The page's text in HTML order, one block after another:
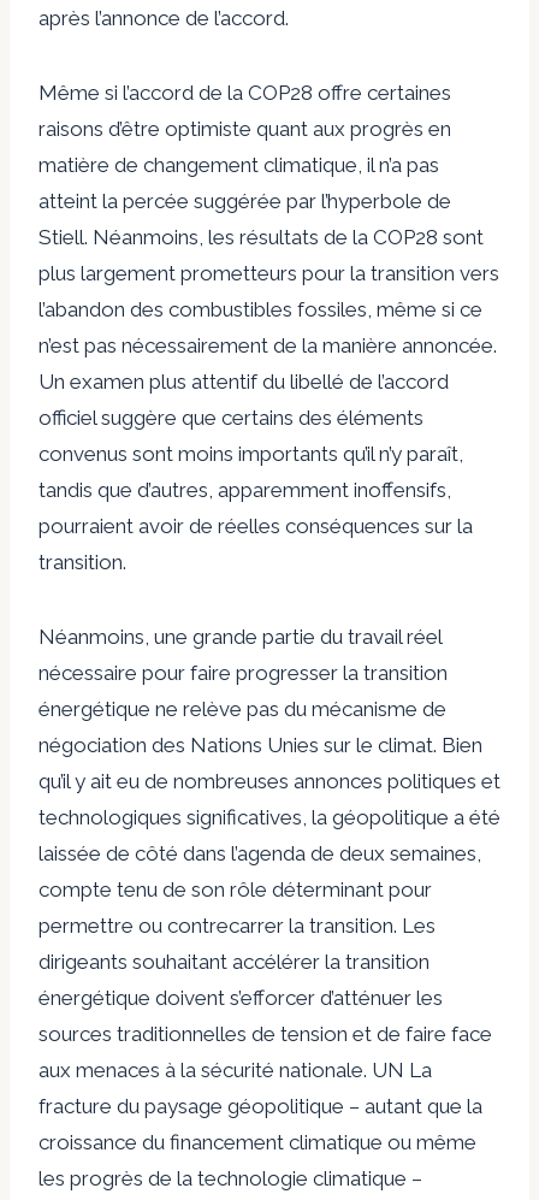
après l’annonce de l’accord.
Même si l’accord de la COP28 offre certaines
raisons d’être optimiste quant aux progrès en
matière de changement climatique, il n’a pas
atteint la percée suggérée par l’hyperbole de
Stiell. Néanmoins, les résultats de la COP28 sont
plus largement prometteurs pour la transition vers
l’abandon des combustibles fossiles, même si ce
n’est pas nécessairement de la manière annoncée.
Un examen plus attentif du libellé de l’accord
officiel suggère que certains des éléments
convenus sont moins importants qu’il n’y paraît,
tandis que d’autres, apparemment inoffensifs,
pourraient avoir de réelles conséquences sur la
transition.
Néanmoins, une grande partie du travail réel
nécessaire pour faire progresser la transition
énergétique ne relève pas du mécanisme de
négociation des Nations Unies sur le climat. Bien
qu’il y ait eu de nombreuses annonces politiques et
technologiques significatives, la géopolitique a été
laissée de côté dans l’agenda de deux semaines,
compte tenu de son rôle déterminant pour
permettre ou contrecarrer la transition. Les
dirigeants souhaitant accélérer la transition
énergétique doivent s’efforcer d’atténuer les
sources traditionnelles de tension et de faire face
aux menaces à la sécurité nationale. UN La
fracture du paysage géopolitique – autant que la
croissance du financement climatique ou même
les progrès de la technologie climatique –